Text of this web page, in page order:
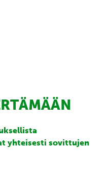
yhteisesti sovittujen